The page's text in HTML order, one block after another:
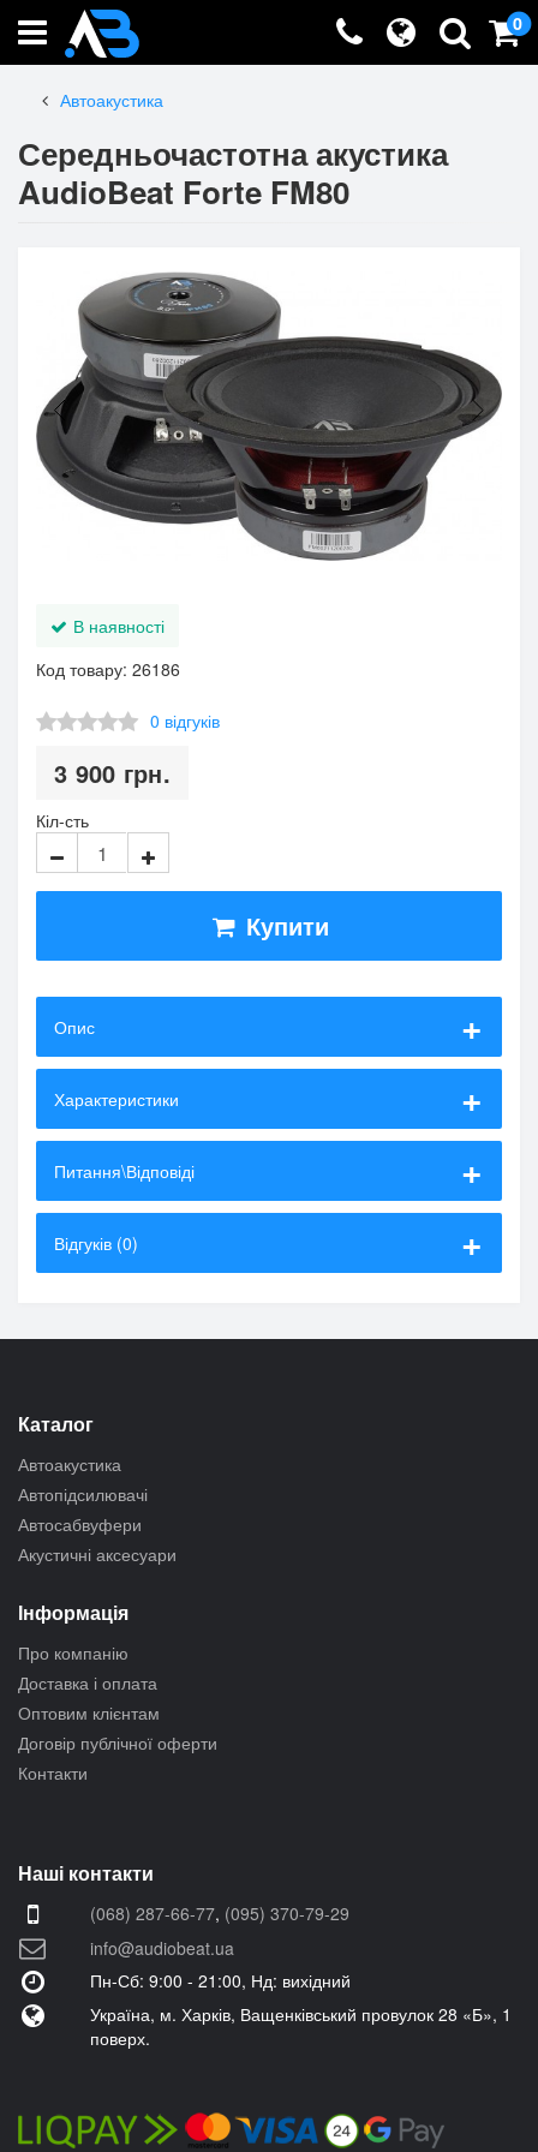
0
Автоакустика
Середньочастотна акустика
AudioBeat Forte FM80
В наявності
Код товару: 26186
0 відгуків
3 900 грн.
Кіл-сть
Купити
Опис
Характеристики
Питання\Відповіді
Відгуків (0)
Каталог
Автоакустика
Автопідсилювачі
Автосабвуфери
Акустичні аксесуари
Інформація
Про компанію
Доставка і оплата
Оптовим клієнтам
Договір публічної оферти
Контакти
Наші контакти
(068) 287-66-77, (095) 370-79-29
info@audiobeat.ua
Пн-Сб: 9:00 - 21:00, Нд: вихідний
Україна, м. Харків, Ващенківський провулок 28 «Б», 1
поверх.